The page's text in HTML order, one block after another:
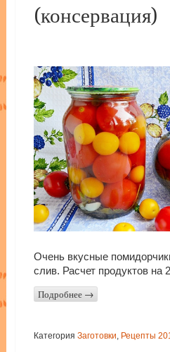
(консервация)
Очень вкусные
слив. Расчет продуктов на
Подробнее →
Категория Заготовки Рецепты